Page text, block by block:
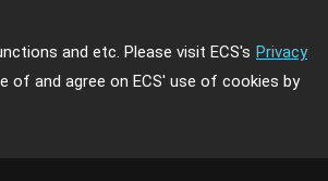
and etc. Please visit ECS's Privacy
of and agree on ECS' use of cookies by